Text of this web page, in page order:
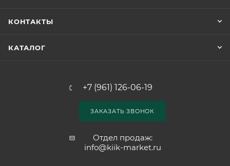
КОНТАКТЫ
КАТАЛОГ
+7 (961) 126-06-19
ЗАКАЗАТЬ ЗВОНОК
Отдел продаж:
info@kiik-market.ru